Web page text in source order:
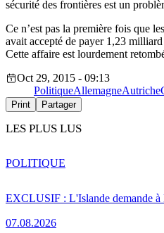
sécurité des frontières est un
Ce n’est pas la première fois que
avait accepté de payer 1,23
Cette affaire est lourdement
Oct 29, 2015 - 09:13
PolitiqueAllemagneAutriche
Print Partager
LES PLUS LUS
EXCLUSIF : L'Islande demande à
07.08.2026
POLITIQUE